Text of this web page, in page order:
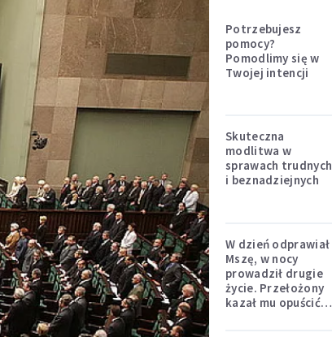
Potrzebujesz
pomocy?
Pomodlimy się w
Twojej intencji
Skuteczna
modlitwa w
sprawach trudnych
i beznadziejnych
W dzień odprawiał
Mszę, w nocy
prowadził drugie
życie. Przełożony
kazał mu opuścić